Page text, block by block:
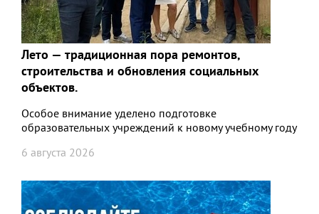
Лето — традиционная пора ремонтов,
строительства и обновления социальных
объектов.⁣⁣
Особое внимание уделено подготовке
образовательных учреждений к новому учебному году
6 августа 2026